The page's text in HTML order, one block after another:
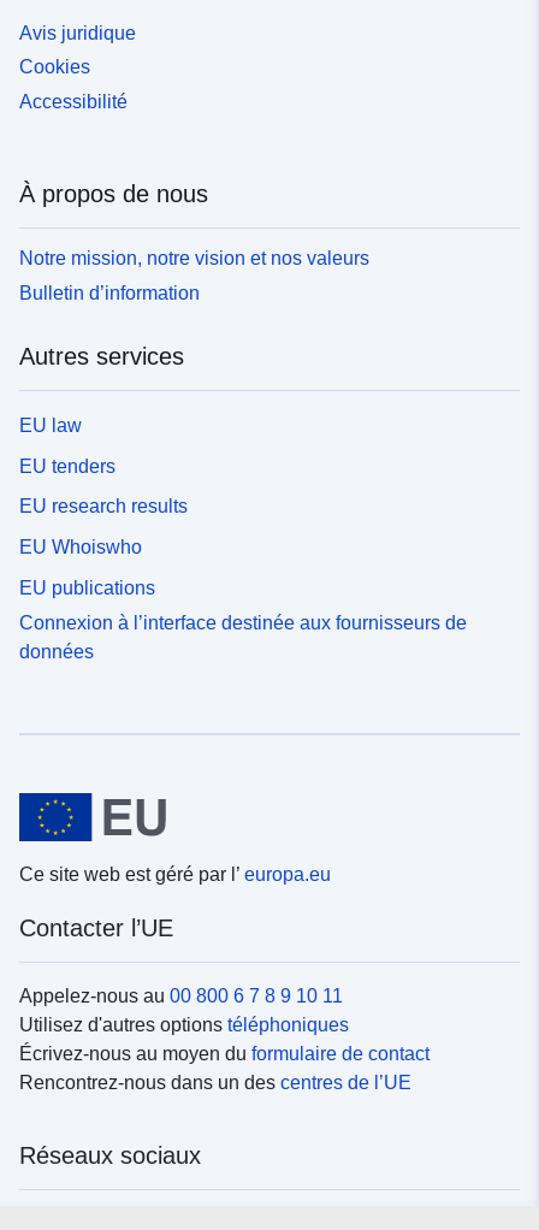
Avis juridique
Cookies
Accessibilité
À propos de nous
Notre mission, notre vision et nos valeurs
Bulletin d’information
Autres services
EU law
EU tenders
EU research results
EU Whoiswho
EU publications
Connexion à l’interface destinée aux fournisseurs de
données
Ce site web est géré par l’ europa.eu
Contacter l’UE
Appelez-nous au 00 800 6 7 8 9 10 11
Utilisez d'autres options téléphoniques
Écrivez-nous au moyen du formulaire de contact
Rencontrez-nous dans un des centres de l’UE
Réseaux sociaux